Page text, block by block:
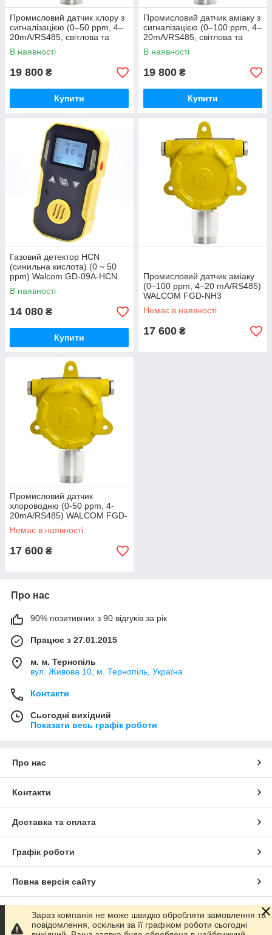
Промисловий датчик хлору з
сигналізацією (0–50 ppm, 4–
20mA/RS485, світлова та
звукова сигналізація)
WALCOM FGD-CL2-A
В наявності
19 800 ₴
Купити
Промисловий датчик аміаку з
сигналізацією (0–100 ppm, 4–
20mA/RS485, світлова та
звукова сигналізація)
WALCOM FGD-NH3-A
В наявності
19 800 ₴
Купити
Газовий детектор HCN
(синильна кислота) (0 ~ 50
ppm) Walcom GD-09A-HCN
В наявності
14 080 ₴
Купити
Промисловий датчик аміаку
(0–100 ppm, 4–20 mA/RS485)
WALCOM FGD-NH3
Немає в наявності
17 600 ₴
Промисловий датчик
хлороводню (0-50 ppm, 4-
20mA/RS485) WALCOM FGD-
HCL
Немає в наявності
17 600 ₴
Про нас
90% позитивних з 90 відгуків за рік
Працює з 27.01.2015
м. м. Тернопіль
вул. Живова 10, м. Тернопіль, Україна
Контакти
Сьогодні вихідний
Показати весь графік роботи
Про нас
Контакти
Доставка та оплата
Графік роботи
Повна версія сайту
Сайт створено на маркетплейсі Prom.ua
Зараз компанія не може швидко обробляти замовлення та
повідомлення, оскільки за її графіком роботи сьогодні